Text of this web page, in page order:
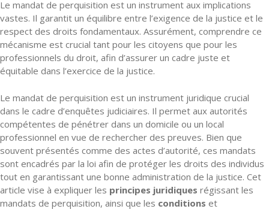
Le mandat de perquisition est un instrument aux implications
vastes. Il garantit un équilibre entre l’exigence de la justice et le
respect des droits fondamentaux. Assurément, comprendre ce
mécanisme est crucial tant pour les citoyens que pour les
professionnels du droit, afin d’assurer un cadre juste et
équitable dans l’exercice de la justice.
Le mandat de perquisition est un instrument juridique crucial
dans le cadre d’enquêtes judiciaires. Il permet aux autorités
compétentes de pénétrer dans un domicile ou un local
professionnel en vue de rechercher des preuves. Bien que
souvent présentés comme des actes d’autorité, ces mandats
sont encadrés par la loi afin de protéger les droits des individus
tout en garantissant une bonne administration de la justice. Cet
article vise à expliquer les principes juridiques régissant les
mandats de perquisition, ainsi que les conditions et